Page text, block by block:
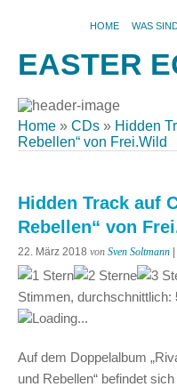
HOME WAS
EASTER
Home » CDs » Hidden
Rebellen“ von Frei.Wild
Hidden Track auf
Rebellen“ von
22. März 2018 von Sven Soltmann
Stimmen, durchschnittlich:
Loading...
Auf dem Doppelalbum
und Rebellen“ befindet